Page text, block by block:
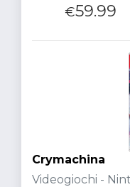
€59.99
Crymachina
Videogiochi -